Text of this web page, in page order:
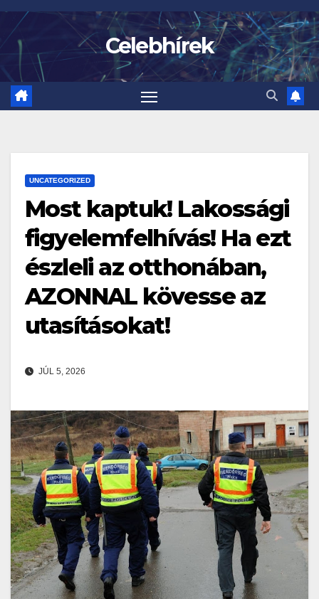
Skip
content
Celebhírek
UNCATEGORIZED
Most kaptuk! Lakossági
figyelemfelhívás! Ha ezt
észleli az otthonában,
AZONNAL kövesse az
utasításokat!
JÚL 5, 2026